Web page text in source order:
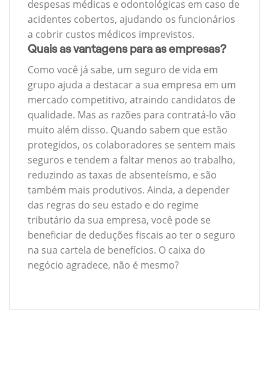
despesas médicas e odontológicas em caso de
acidentes cobertos, ajudando os funcionários
a cobrir custos médicos imprevistos.
Quais as vantagens para as empresas?
Como você já sabe, um seguro de vida em
grupo ajuda a destacar a sua empresa em um
mercado competitivo, atraindo candidatos de
qualidade. Mas as razões para contratá-lo vão
muito além disso. Quando sabem que estão
protegidos, os colaboradores se sentem mais
seguros e tendem a faltar menos ao trabalho,
reduzindo as taxas de absenteísmo, e são
também mais produtivos. Ainda, a depender
das regras do seu estado e do regime
tributário da sua empresa, você pode se
beneficiar de deduções fiscais ao ter o seguro
na sua cartela de benefícios. O caixa do
negócio agradece, não é mesmo?